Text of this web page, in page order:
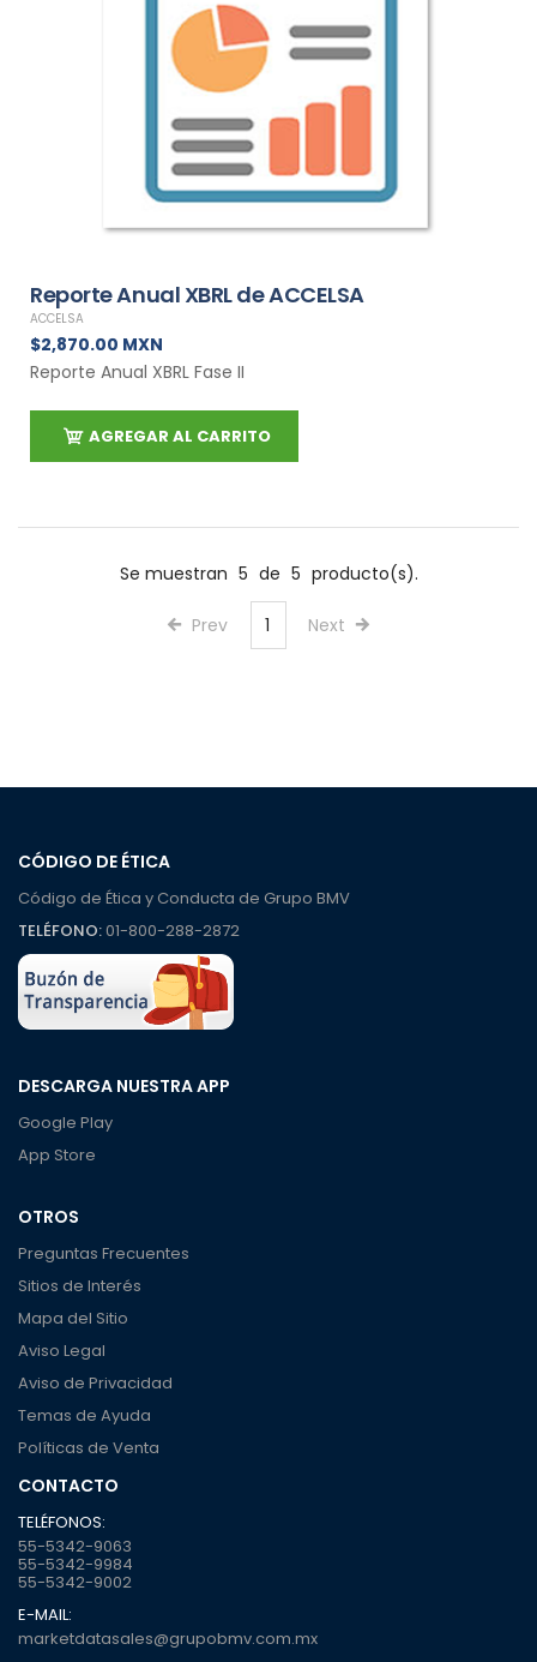
Reporte Anual XBRL de ACCELSA
ACCELSA
$2,870.00 MXN
Reporte Anual XBRL Fase II
AGREGAR AL CARRITO
Se muestran 5 de 5 producto(s).
Prev 1 Next
CÓDIGO DE ÉTICA
Código de Ética y Conducta de Grupo BMV
TELÉFONO:01-800-288-2872
DESCARGA NUESTRA APP
Google Play
App Store
OTROS
Preguntas Frecuentes
Sitios de Interés
Mapa del Sitio
Aviso Legal
Aviso de Privacidad
Temas de Ayuda
Políticas de Venta
CONTACTO
TELÉFONOS:
55-5342-9063
55-5342-9984
55-5342-9002
E-MAIL:
marketdatasales@grupobmv.com.mx